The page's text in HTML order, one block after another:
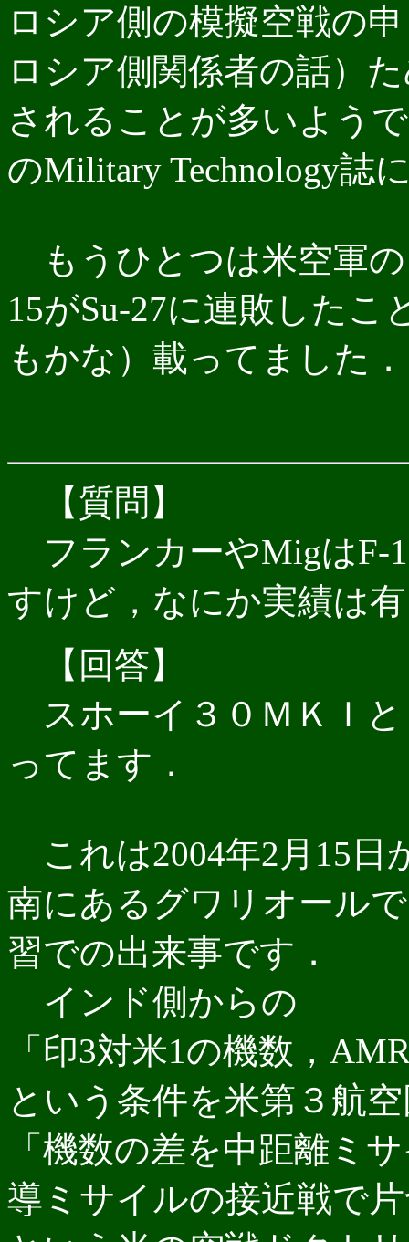
ロシア側の模擬空戦の
ロシア側関係者の話）
されることが多いよう
のMilitary Technology誌
もうひとつは米空軍
15がSu-27に連敗したこ
もかな）載ってました．
【質問】
フランカーやMigはF-
すけど，なにか実績は
【回答】
スホーイ３０ＭＫＩ
ってます．
これは2004年2月15日
南にあるグワリオール
習での出来事です．
インド側からの
「印3対米1の機数，
という条件を米第３航
「機数の差を中距離ミ
導ミサイルの接近戦で